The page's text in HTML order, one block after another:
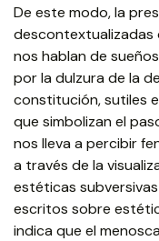
De este modo, la
descontextualizadas
nos hablan de
por la dulzura de la
constitución, sutiles
que simbolizan el
nos lleva a percibir
a través de la
estéticas
escritos sobre
indica que el